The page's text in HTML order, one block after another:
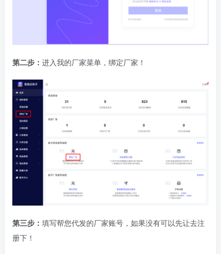
第二步： 进入我的厂家菜单，绑定厂家！
第三步： 填写帮您代发的厂家账号，如果没有可以先让去注
册下！